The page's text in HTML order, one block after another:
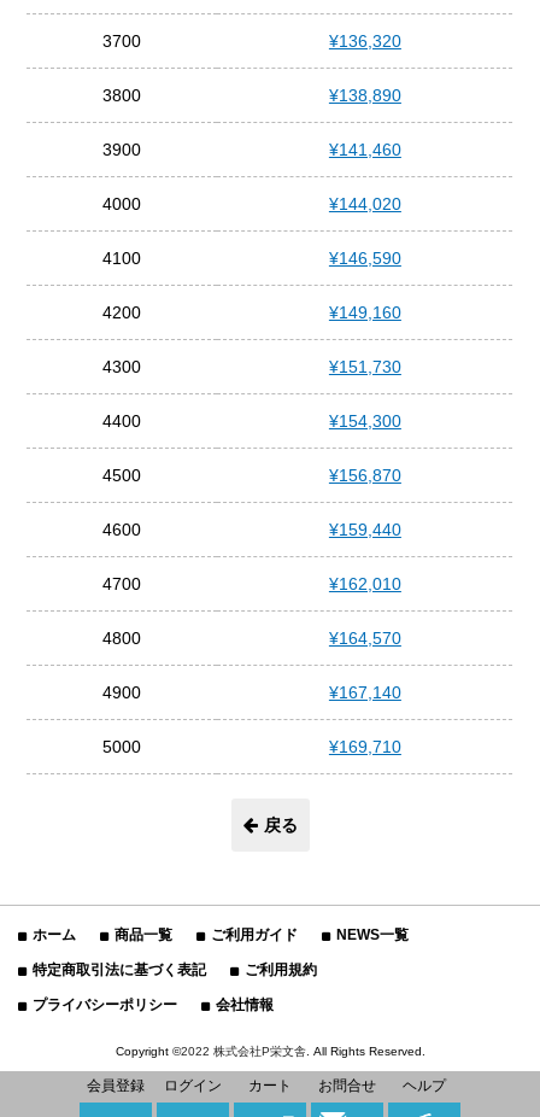
会員登録 ログイン カート お問合せ ヘルプ
3700 ¥136,320
3800 ¥138,890
3900 ¥141,460
4000 ¥144,020
4100 ¥146,590
4200 ¥149,160
4300 ¥151,730
4400 ¥154,300
4500 ¥156,870
4600 ¥159,440
4700 ¥162,010
4800 ¥164,570
4900 ¥167,140
5000 ¥169,710
戻る
ホーム 商品一覧 ご利用ガイド NEWS一覧
特定商取引法に基づく表記 ご利用規約
プライバシーポリシー 会社情報
Copyright ©2022 株式会社P栄文舎. All Rights Reserved.